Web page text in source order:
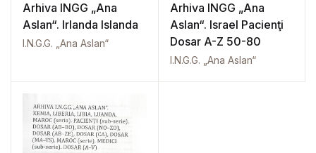
Arhiva INGG „Ana
Aslan“. Irlanda Islanda
I.N.G.G. „Ana Aslan“
Arhiva INGG „Ana
Aslan“. Israel Pacienţi
Dosar A-Z 50-80
I.N.G.G. „Ana Aslan“